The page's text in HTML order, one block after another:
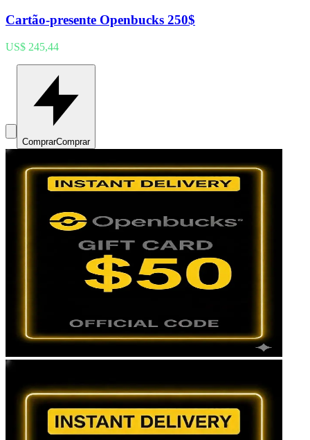
Cartão-presente Openbucks 250$
US$ 245,44
ComprarComprar